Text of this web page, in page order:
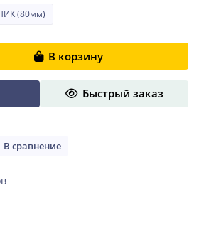
(80мм)
В корзину
Быстрый заказ
В сравнение